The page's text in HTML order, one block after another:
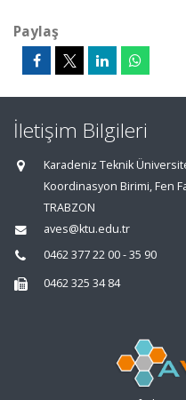
Paylaş
İletişim Bilgileri
Karadeniz Teknik
Koordinasyon Birimi, Fen
TRABZON
aves@ktu.edu.tr
0462 377 22 00 - 35 90
0462 325 34 84